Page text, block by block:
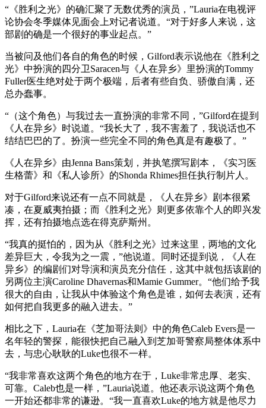
“《胜利之光》的确汇聚了无数优秀的演员，”Lauria在电视评
论协会冬季媒体见面会上对记者说道。“对于好多人来说，这
部剧的确是一个很好的事业起点。”
当被问及他们各自的角色的时候，Gilford表示说他在《胜利之
光》中扮演的四分卫Saracen与《人在异乡》里扮演的Tommy
Fuller医生绝对处于两个极端，后者有些自负、骄傲自满，还
总办蠢事。
“（这个角色）与我过去一直扮演的非常不同，”Gilford在提到
《人在异乡》时说道。“我长大了，我不害羞了，我说话也不
结结巴巴的了。扮演一些完全不同的角色真是有趣极了。”
《人在异乡》由Jenna Bans策划，并执笔撰写剧本，《实习医
生格蕾》和《私人诊所》的Shonda Rhimes担任执行制片人。
对于Gilford来说还有一点不同就是，《人在异乡》剧本很紧
凑，在夏威夷拍摄；而《胜利之光》则更多依靠个人的即兴发
挥，还有拍摄地点选在得克萨斯州。
“我真的挺怕的，因为从《胜利之光》过来这里，两地的文化
差异巨大，令我为之一震，”他说道。同时还提到说，《人在
异乡》的编剧们对导演和演员充分信任，这其中就包括该剧的
另两位主演Caroline Dhavernas和Mamie Gummer。“他们给予我
很大的自由，让我从中体验这个角色是谁，如何去表演，还有
如何把自我更多的融入进去。”
相比之下，Lauria在《芝加哥法则》中的角色Caleb Evers是一
名年轻的警探，能很快把自己融入到芝加哥警察局整体体系中
去，与忠心耿耿的Luke也很不一样。
“我非常喜欢这两个角色的地方在于，Luke非常忠厚、老实、
可靠。Caleb也是一样，”Lauria说道。他还表示说这两个角色
一开始还都非常的谦逊。“我一直喜欢Luke的地方就是他尽力